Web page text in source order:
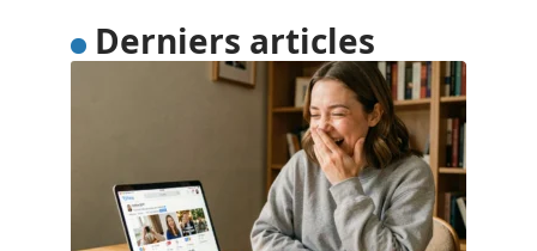
Derniers articles